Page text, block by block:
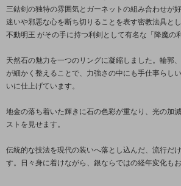
三鈷剣の独特の雰囲気とガーネットの組み合わせが
迷いや邪悪な心を断ち切りることを表す密教法具とし
不動明王 がその手に持つ利剣として有名な「降魔の
天然石の魅力を一つのリングに凝縮しました。輪郭
が細かく整えることで、力強さの中にも手仕事らし
いに仕上げています。
地金の落ち着いた輝きに石の色彩が重なり、光の加
ストを見せます。
伝統的な技法を現代の装いへ落とし込んだ、流行だ
す。日々身に着けながら、銀ならではの経年変化もお